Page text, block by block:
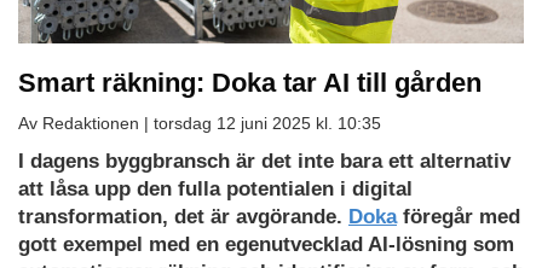
Smart räkning: Doka tar AI till gården
Av Redaktionen | torsdag 12 juni 2025 kl. 10:35
I dagens byggbransch är det inte bara ett alternativ
att låsa upp den fulla potentialen i digital
transformation, det är avgörande. Dokaföregår med
gott exempel med en egenutvecklad AI-lösning som